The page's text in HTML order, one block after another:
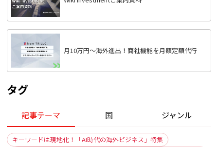
月10万円〜海外進出！商社機能を月額定額代行
タグ
記事テーマ 国 ジャンル
キーワードは現地化！「AI時代の海外ビジネス」特集